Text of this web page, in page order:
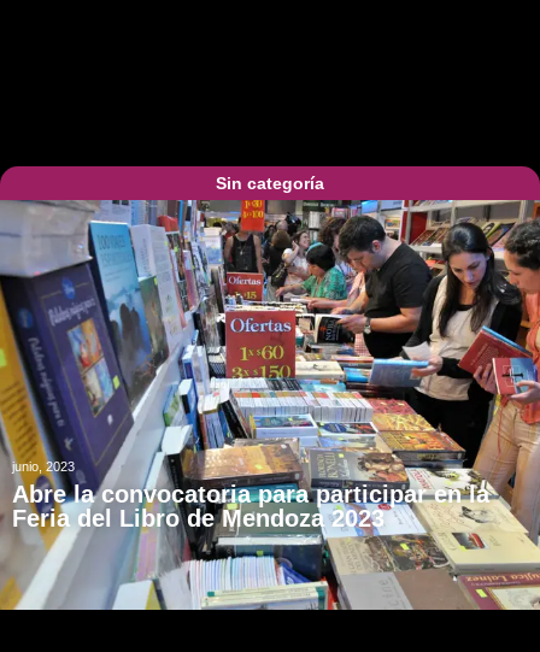
Sin categoría
junio, 2023
Abre la convocatoria para participar en la
Feria del Libro de Mendoza 2023